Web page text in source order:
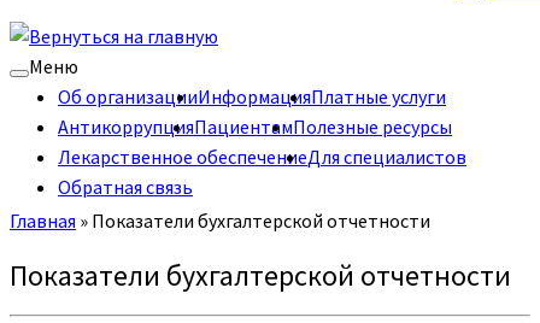
Меню
Об организацииИнформацияПлатные услуги
АнтикоррупцияПациентамПолезные ресурсы
Лекарственное обеспечениеДля специалистов
Обратная связь
Главная » Показатели бухгалтерской отчетности
Показатели бухгалтерской отчетности